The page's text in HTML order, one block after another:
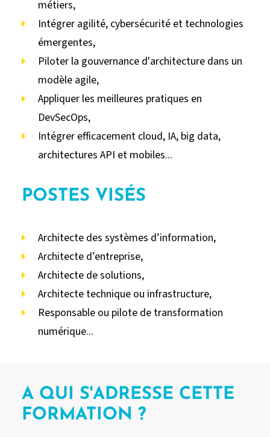
métiers,
Intégrer agilité, cybersécurité et technologies
émergentes,
Piloter la gouvernance d'architecture dans un
modèle agile,
Appliquer les meilleures pratiques en
DevSecOps,
Intégrer efficacement cloud, IA, big data,
architectures API et mobiles...
POSTES VISÉS
Architecte des systèmes d’information,
Architecte d’entreprise,
Architecte de solutions,
Architecte technique ou infrastructure,
Responsable ou pilote de transformation
numérique...
A QUI S'ADRESSE CETTE
FORMATION ?